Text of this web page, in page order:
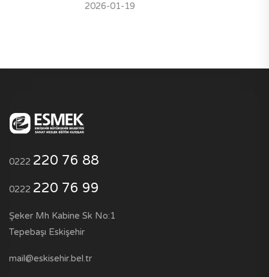
2026-01-19
0222 220 76 88
0222 220 76 99
Şeker Mh Kabine Sk No:1
Tepebaşı Eskişehir
mail@eskisehir.bel.tr